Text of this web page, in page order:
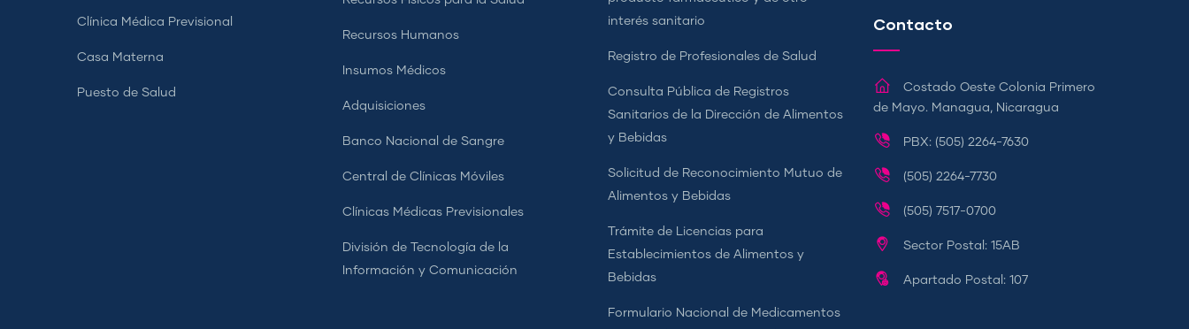
Clínica Médica Previsional
Casa Materna
Puesto de Salud
Recursos Humanos
Insumos Médicos
Adquisiciones
Banco Nacional de Sangre
Central de Clínicas Móviles
Clínicas Médicas Previsionales
División de Tecnología de la
Información y Comunicación
interés sanitario
Registro de Profesionales de Salud
Consulta Pública de Registros
Sanitarios de la Dirección de Alimentos
y Bebidas
Solicitud de Reconocimiento Mutuo de
Alimentos y Bebidas
Trámite de Licencias para
Establecimientos de Alimentos y
Bebidas
Formulario Nacional de Medicamentos
Contacto
Costado Oeste Colonia Primero
de Mayo. Managua, Nicaragua
PBX: (505) 2264-7630
(505) 2264-7730
(505) 7517-0700
Sector Postal: 15AB
Apartado Postal: 107